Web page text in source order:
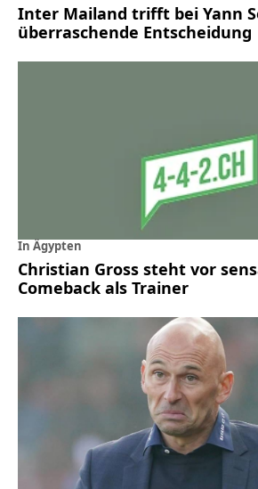
Inter Mailand trifft bei Yann
überraschende Entscheidung
In Ägypten
Christian Gross steht vor
Comeback als Trainer